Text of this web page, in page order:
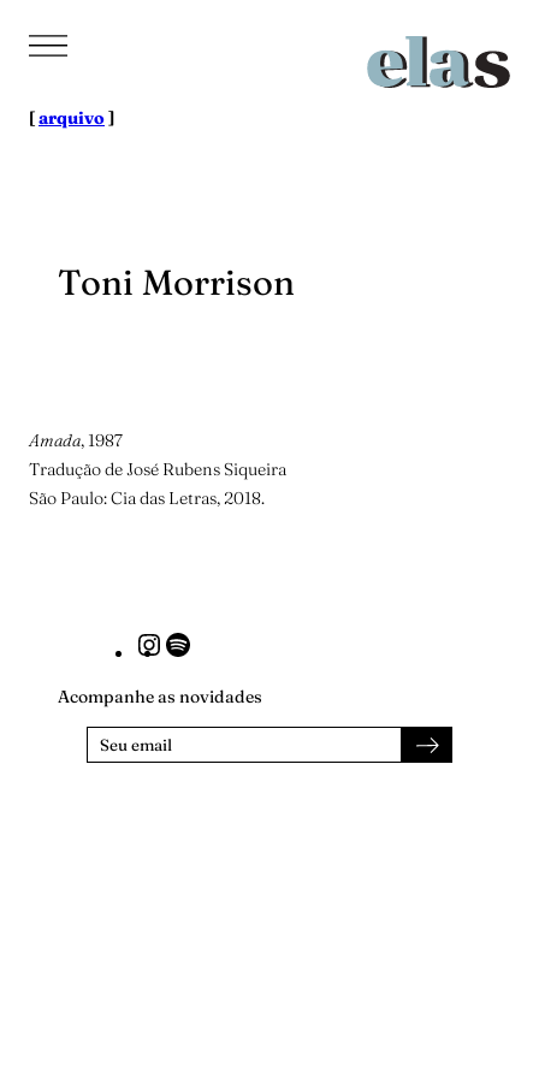
para
[arquivo]
Toni Morrison
Amada, 1987
Tradução de José Rubens Siqueira
São Paulo: Cia das Letras, 2018.
Instagram
Acompanhe as novidades